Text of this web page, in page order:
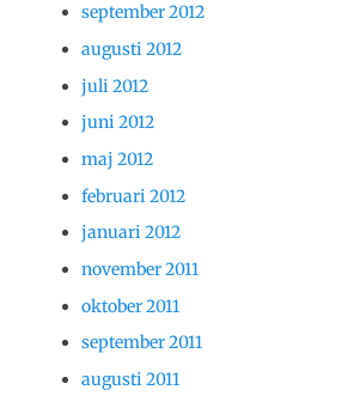
september 2012
augusti 2012
juli 2012
juni 2012
maj 2012
februari 2012
januari 2012
november 2011
oktober 2011
september 2011
augusti 2011